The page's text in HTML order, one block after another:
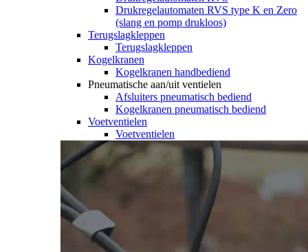
Drukregelautomaten RVS type K en Zero
(slang en pomp drukloos)
Terugslagkleppen
Terugslagkleppen
Kogelkranen
Kogelkranen handbediend
Pneumatische aan/uit ventielen
Afsluiters pneumatisch bediend
Kogelkranen pneumatisch bediend
Voetventielen
Voetventielen